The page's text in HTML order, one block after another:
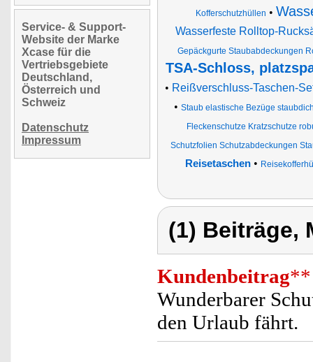
Service- & Support-
Website der Marke
Xcase für die
Vertriebsgebiete
Deutschland,
Österreich und
Schweiz
Datenschutz
Impressum
Kofferschutzhüllen •
Wasserfeste Rolltop-
Gepäckgurte Staubabdeckungen
TSA-Schloss,
• Reißverschluss-Taschen-
• Staub elastische Bezüge
Fleckenschutze Kratzschutze
Schutzfolien Schutzabdeckungen
Reisetaschen •
(1) Beiträge,
Kundenbeitrag**
Wunderbarer
den Urlaub fährt.